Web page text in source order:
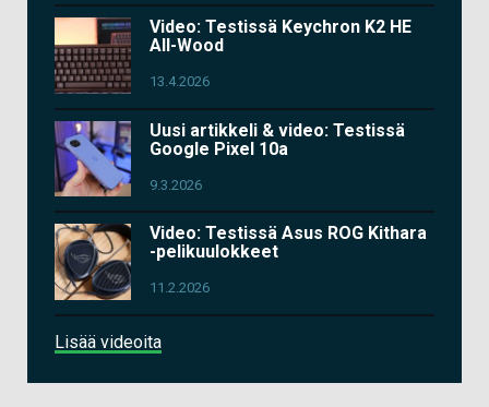
Video: Testissä Keychron K2 HE
All-Wood
13.4.2026
Uusi artikkeli & video: Testissä
Google Pixel 10a
9.3.2026
Video: Testissä Asus ROG Kithara
-pelikuulokkeet
11.2.2026
Lisää videoita